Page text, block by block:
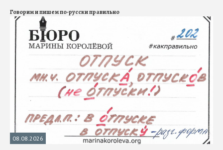
Говорим и пишем по-русски правильно
08.08.2026